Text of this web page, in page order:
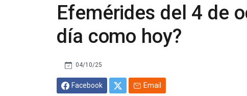
Efemérides del 4 de
día como hoy?
04/10/25
Facebook Email